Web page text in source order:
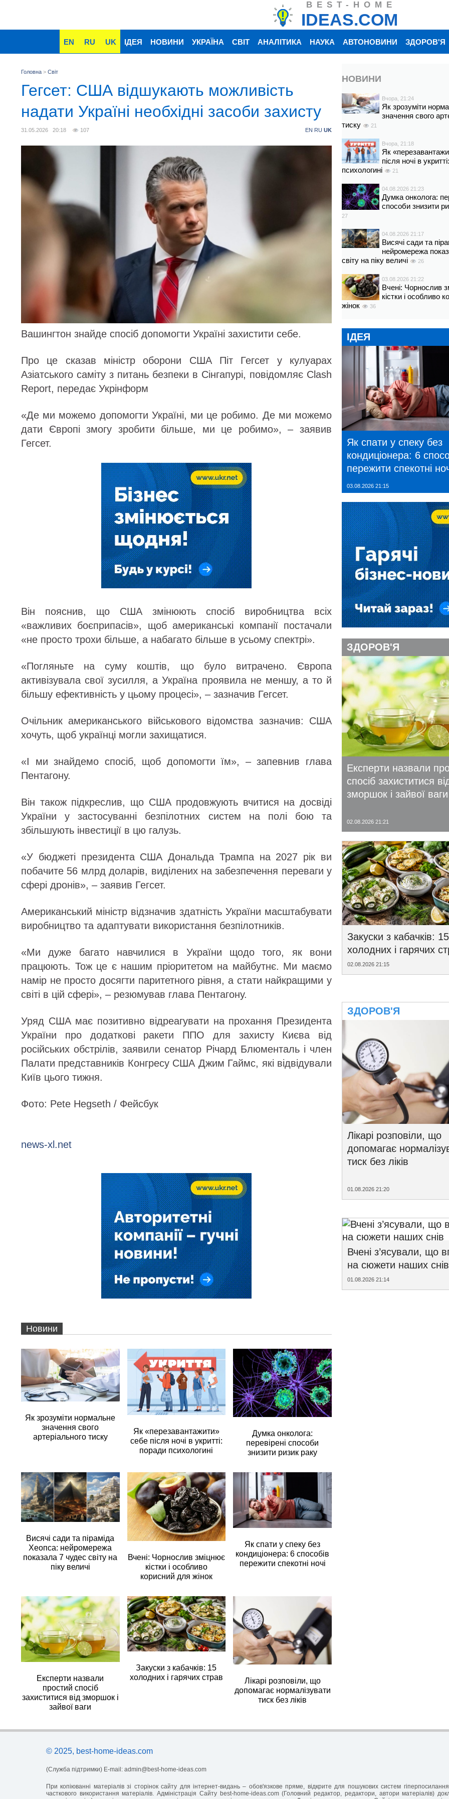
BEST-HOME
IDEAS.COM
EN RU UK ІДЕЯ НОВИНИ УКРАЇНА СВІТ АНАЛІТИКА НАУКА АВТОНОВИНИ ЗДОРОВ'Я
Головна > Світ
Гегсет: США відшукають можливість
надати Україні необхідні засоби захисту
31.05.2026 20:18 107 EN RU UK
Вашингтон знайде спосіб допомогти Україні захистити себе.
Про це сказав міністр оборони США Піт Гегсет у кулуарах
Азіатського саміту з питань безпеки в Сінгапурі, повідомляє Clash
Report, передає Укрінформ
«Де ми можемо допомогти Україні, ми це робимо. Де ми можемо
дати Європі змогу зробити більше, ми це робимо», – заявив
Гегсет.
Він пояснив, що США змінюють спосіб виробництва всіх
«важливих боєприпасів», щоб американські компанії постачали
«не просто трохи більше, а набагато більше в усьому спектрі».
«Погляньте на суму коштів, що було витрачено. Європа
активізувала свої зусилля, а Україна проявила не меншу, а то й
більшу ефективність у цьому процесі», – зазначив Гегсет.
Очільник американського військового відомства зазначив: США
хочуть, щоб українці могли захищатися.
«І ми знайдемо спосіб, щоб допомогти їм», – запевнив глава
Пентагону.
Він також підкреслив, що США продовжують вчитися на досвіді
України у застосуванні безпілотних систем на полі бою та
збільшують інвестиції в цю галузь.
«У бюджеті президента США Дональда Трампа на 2027 рік ви
побачите 56 млрд доларів, виділених на забезпечення переваги у
сфері дронів», – заявив Гегсет.
Американський міністр відзначив здатність України масштабувати
виробництво та адаптувати використання безпілотників.
«Ми дуже багато навчилися в України щодо того, як вони
працюють. Тож це є нашим пріоритетом на майбутнє. Ми маємо
намір не просто досягти паритетного рівня, а стати найкращими у
світі в цій сфері», – резюмував глава Пентагону.
Уряд США має позитивно відреагувати на прохання Президента
України про додаткові ракети ППО для захисту Києва від
російських обстрілів, заявили сенатор Річард Блюменталь і член
Палати представників Конгресу США Джим Гаймс, які відвідували
Київ цього тижня.
Фото: Pete Hegseth / Фейсбук
news-xl.net
Новини
Як зрозуміти нормальне
значення свого
артеріального тиску
Як «перезавантажити»
себе після ночі в укритті:
поради психологині
Думка онколога:
перевірені способи
знизити ризик раку
Висячі сади та піраміда
Хеопса: нейромережа
показала 7 чудес світу на
піку величі
Вчені: Чорнослив зміцнює
кістки і особливо
корисний для жінок
Як спати у спеку без
кондиціонера: 6 способів
пережити спекотні ночі
Експерти назвали
простий спосіб
захиститися від зморшок і
зайвої ваги
Закуски з кабачків: 15
холодних і гарячих страв
Лікарі розповіли, що
допомагає нормалізувати
тиск без ліків
НОВИНИ
Вчора, 21:24
Як зрозуміти
значення свого
тиску
21
Вчора, 21:18
Як
після ночі в
психологині
21
04.08.2026 21:23
Думка онколога:
способи знизити
27
04.08.2026 21:17
Висячі сади та
нейромережа
світу на піку величі
26
03.08.2026 21:22
Вчені: Чорнослив
кістки і особливо
жінок
36
ІДЕЯ
Як спати у спеку без
кондиціонера: 6
пережити спекотні
03.08.2026 21:15
ЗДОРОВ'Я
Експерти назвали
спосіб захиститися
зморшок і зайвої ваги
02.08.2026 21:21
Закуски з кабачків: 15
холодних і гарячих
02.08.2026 21:15
ЗДОРОВ'Я
Лікарі розповіли, що
допомагає
тиск без ліків
01.08.2026 21:20
Вчені з’ясували, що
на сюжети наших снів
01.08.2026 21:14
© 2025, best-home-ideas.com
(Служба підтримки) E-mail: admin@best-home-ideas.com
При копіюванні матеріалів зі сторінок сайту для інтернет-видань – обов'язкове пряме, відкрите для пошукових систем
часткового використання матеріалів. Адміністрація Сайту best-home-ideas.com (Головний редактор, редактори, автори матеріалів)